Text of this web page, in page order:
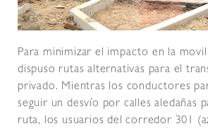
Para minimizar el impacto en la
dispuso rutas alternativas para el
privado. Mientras los conductores
seguir un desvío por calles aledañas
ruta, los usuarios del corredor 301